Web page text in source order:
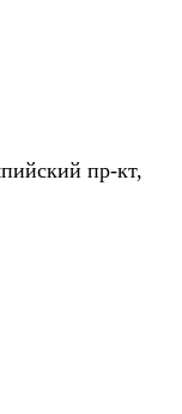
пр-кт,